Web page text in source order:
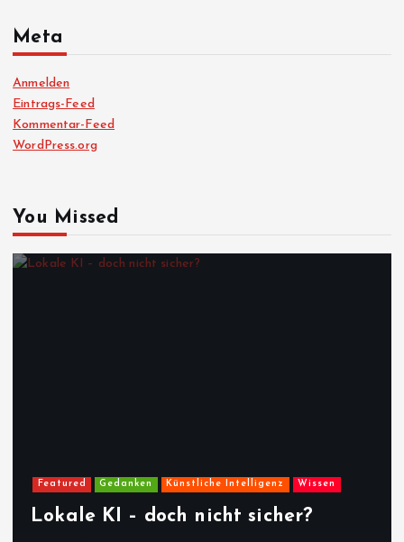
Meta
Anmelden
Eintrags-Feed
Kommentar-Feed
WordPress.org
You Missed
Featured Gedanken Künstliche Intelligenz Wissen
Lokale KI – doch nicht sicher?